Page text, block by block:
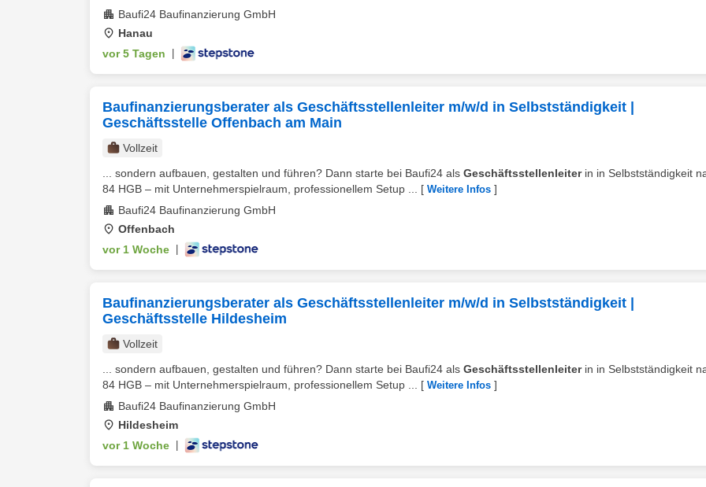
Baufi24 Baufinanzierung GmbH
Hanau
vor 5 Tagen
Baufinanzierungsberater als Geschäftsstellenleiter m/w/d in Selbstständigkeit |
Geschäftsstelle Offenbach am Main
Vollzeit
... sondern aufbauen, gestalten und führen? Dann starte bei Baufi24 als Geschäftsstellenleiterin in Selbstständigkeit
84 HGB – mit Unternehmerspielraum, professionellem Setup ...
[ Weitere Infos ]
Baufi24 Baufinanzierung GmbH
Offenbach
vor 1 Woche
Baufinanzierungsberater als Geschäftsstellenleiter m/w/d in Selbstständigkeit |
Geschäftsstelle Hildesheim
Vollzeit
... sondern aufbauen, gestalten und führen? Dann starte bei Baufi24 als Geschäftsstellenleiterin in Selbstständigkeit
84 HGB – mit Unternehmerspielraum, professionellem Setup ...
[ Weitere Infos ]
Baufi24 Baufinanzierung GmbH
Hildesheim
vor 1 Woche